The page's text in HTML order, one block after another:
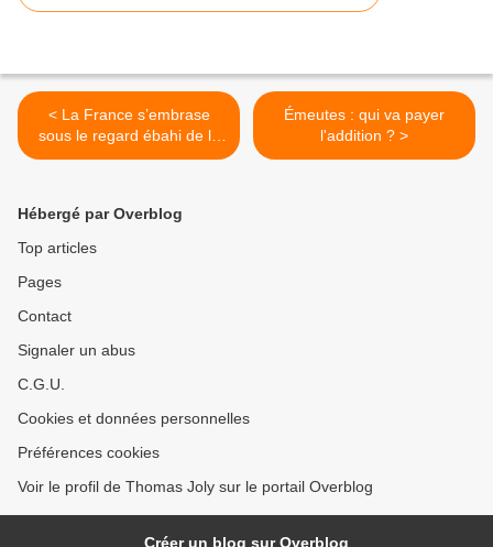
< La France s’embrase
sous le regard ébahi de la
presse étrangère
Émeutes : qui va payer
l'addition ? >
Hébergé par Overblog
Top articles
Pages
Contact
Signaler un abus
C.G.U.
Cookies et données personnelles
Préférences cookies
Voir le profil de Thomas Joly sur le portail Overblog
Créer un blog sur Overblog